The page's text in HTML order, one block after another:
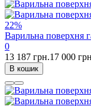
22%
Варильна поверхня
0
13 187 грн.17 000
В кошик